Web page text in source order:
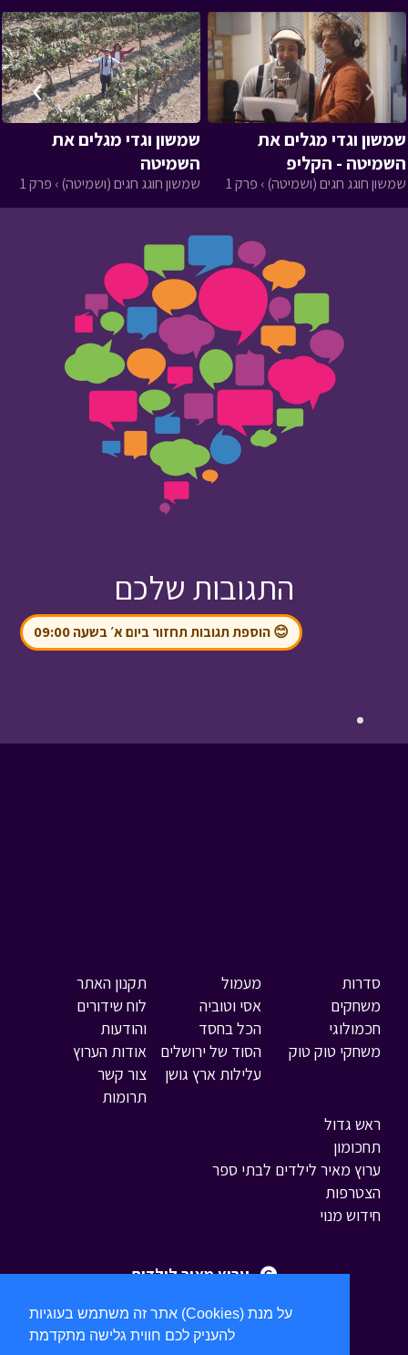
אתר זה משתמש בעוגיות (Cookies) על מנת
שמשון וגדי מגלים את
השמיטה - הקליפ
שמשון חוגג חגים (ושמיטה) › פרק 1
שמשון וגדי מגלים את
השמיטה
שמשון חוגג חגים (ושמיטה) › פרק 1
‹
›
התגובות שלכם
😊 הוספת תגובות תחזור ביום א׳ בשעה 09:00
סדרות
משחקים
חכמולוגי
משחקי טוק טוק
מעמול
אסי וטוביה
הכל בחסד
הסוד של ירושלים
עלילות ארץ גושן
ראש גדול
תחכומון
ערוץ מאיר לילדים לבתי ספר
הצטרפות
חידוש מנוי
תקנון האתר
לוח שידורים
והודעות
אודות הערוץ
צור קשר
תרומות
ערוץ מאיר לילדים